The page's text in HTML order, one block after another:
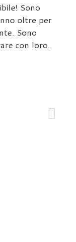
Sono
oltre per
Sono
con loro.